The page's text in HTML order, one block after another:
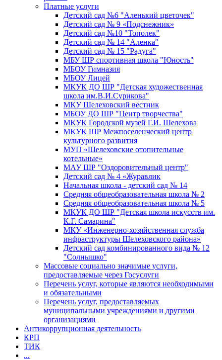
Платные услуги
Детский сад №6 "Аленький цветочек"
Детский сад № 9 «Подснежник»
Детский сад №10 "Тополек"
Детский сад № 14 "Аленка"
Детский сад № 15 "Радуга"
МБУ ШР спортивная школа "Юность"
МБОУ Гимназия
МБОУ Лицей
МКУК ДО ШР "Детская художественная
школа им.В.И.Сурикова"
МКУ Шелеховский вестник
МБОУ ДО ШР "Центр творчества"
МКУК Городской музей Г.И. Шелехова
МКУК ШР Межпоселенческий центр
культурного развития
МУП «Шелеховские отопительные
котельные»
МАУ ШР "Оздоровительный центр"
Детский сад № 4 «Журавлик
Начальная школа - детский сад № 14
Средняя общеобразовательная школа № 2
Средняя общеобразовательная школа № 5
МКУК ДО ШР "Детская школа искусств им.
К.Г. Самарина"
МКУ «Инженерно-хозяйственная служба
инфраструктуры Шелеховского района»
Детский сад комбинированного вида № 12
"Солнышко"
Массовые социально значимые услуги,
предоставляемые через Госуслуги
Перечень услуг, которые являются необходимыми
и обязательными
Перечень услуг, предоставляемых
муниципальными учреждениями и другими
организациями
Антикоррупционная деятельность
КРП
ТИК
...